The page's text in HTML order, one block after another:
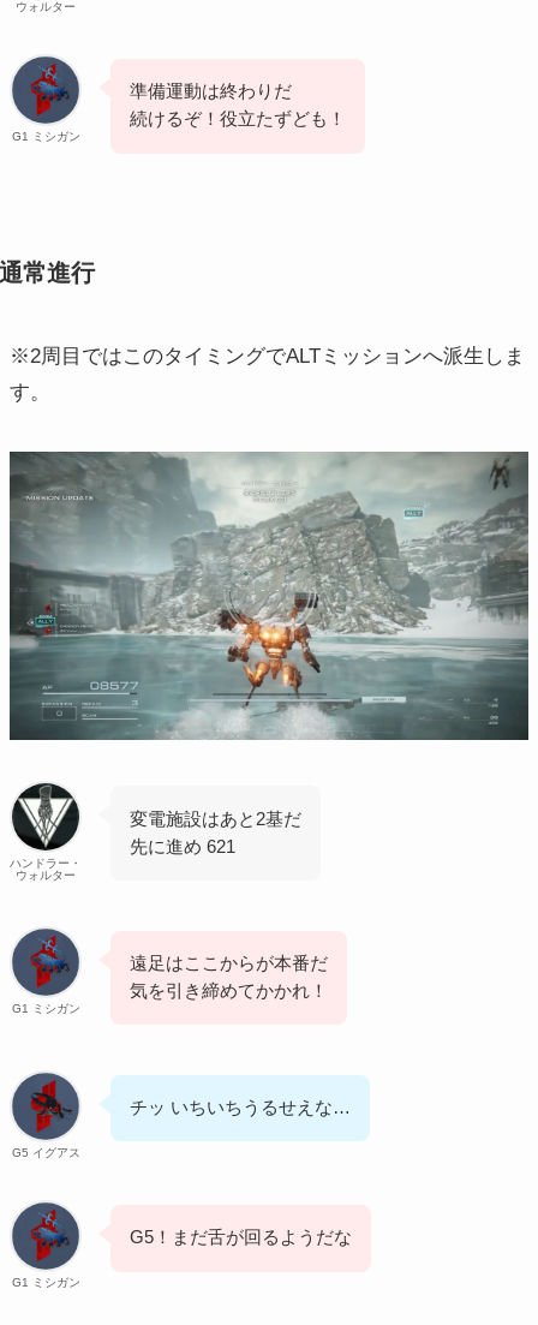
ウォルター
G1 ミシガン
準備運動は終わりだ
続けるぞ！役立たずども！
通常進行
※2周目ではこのタイミングでALTミッションへ派生しま
す。
ハンドラー・
ウォルター
変電施設はあと2基だ
先に進め 621
G1 ミシガン
遠足はここからが本番だ
気を引き締めてかかれ！
G5 イグアス
チッ いちいちうるせえな…
G1 ミシガン
G5！まだ舌が回るようだな